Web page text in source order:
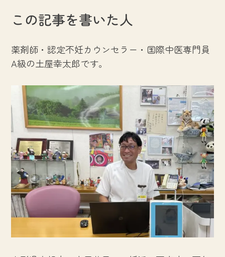
この記事を書いた人
薬剤師・認定不妊カウンセラー・国際中医専門員
A級の土屋幸太郎です。